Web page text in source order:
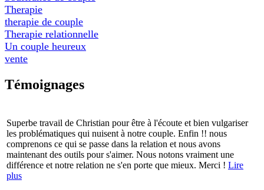
Therapie
therapie de couple
Therapie relationnelle
Un couple heureux
vente
Témoignages
Superbe travail de Christian pour être à l'écoute et bien vulgariser
les problématiques qui nuisent à notre couple. Enfin !! nous
comprenons ce qui se passe dans la relation et nous avons
maintenant des outils pour s'aimer. Nous notons vraiment une
différence et notre relation ne s'en porte que mieux. Merci ! Lire
plus